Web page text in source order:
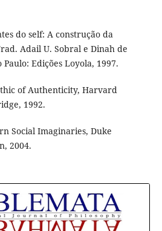
do self: A construção da
Adail U. Sobral e Dinah de
Edições Loyola, 1997.
of Authenticity, Harvard
1992.
Social Imaginaries, Duke
2004.